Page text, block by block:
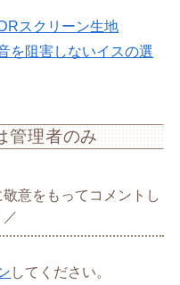
スクリーン生地
を阻害しないイスの選
管理者のみ
意をもってコメントし
してください。